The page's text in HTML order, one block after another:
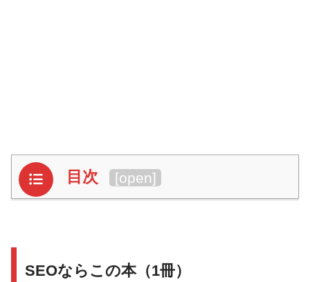
目次 [open]
SEOならこの本（1冊）